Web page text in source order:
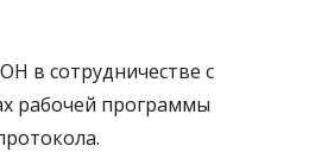
в сотрудничестве с
рабочей программы